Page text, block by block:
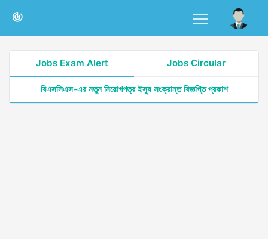
Jobs Exam Alert Jobs Circular
বিএসসিএস-এর নতুন নিয়োগপত্র ইস্যু সংক্রান্ত বিজ্ঞপ্তি প্রকাশ